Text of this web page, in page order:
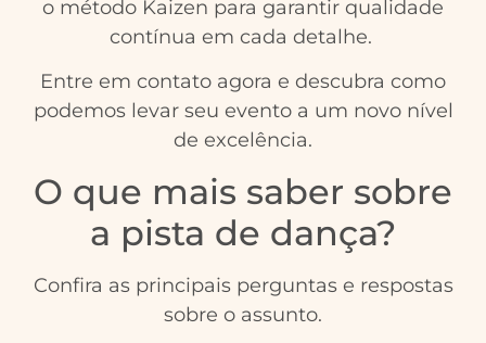
o método Kaizen para garantir qualidade
contínua em cada detalhe.
Entre em contato agora e descubra como
podemos levar seu evento a um novo nível
de excelência.
O que mais saber sobre
a pista de dança?
Confira as principais perguntas e respostas
sobre o assunto.